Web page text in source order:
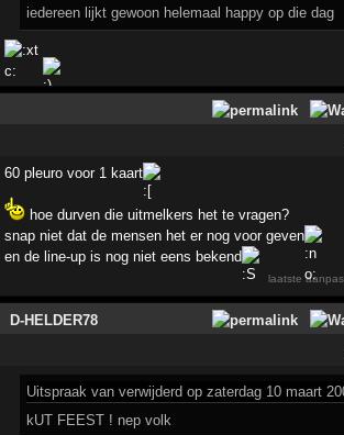
iedereen lijkt gewoon helemaal happy op die dag
60 pleuro voor 1 kaart
hoe durven die uitmelkers het te vragen?
snap niet dat de mensen het er nog voor geven
en de line-up is nog niet eens bekend
laatste
D-HELDER78
Uitspraak van verwijderd op zaterdag 10 maart
kUT FEEST ! nep volk